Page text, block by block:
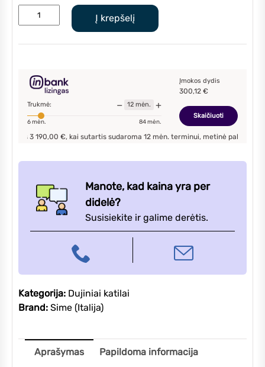
was:
€3,766.00.
is:
€3,190.00.
produkto
kiekis:
HE
30/55
dujinis
kondensacinis
katilas
integruotu
vandens
šildytuvu
Į krepšelį
Trukmė: − 12 mėn. +
6mėn. 84mėn.
Įmokos dydis
300,12 €
Skaičiuoti
3 190,00 €, kai sutartis sudaroma12mėn. terminui, metinė palūkanų norma –
Manote, kad kaina yra per
didelė?
Susisiekite ir galime derėtis.
Kategorija: Dujiniai katilai
Brand: Sime (Italija)
Aprašymas Papildoma informacija